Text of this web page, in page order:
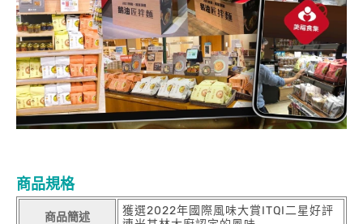
商品規格
商品簡述
獲選2022年國際風味大賞ITQI二星好評